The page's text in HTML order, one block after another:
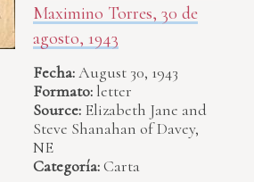
Maximino Torres, 30 de
agosto, 1943
Fecha:August 30, 1943
Formato: letter
Source: Elizabeth Jane and
Steve Shanahan of Davey,
NE
Categoría:Carta